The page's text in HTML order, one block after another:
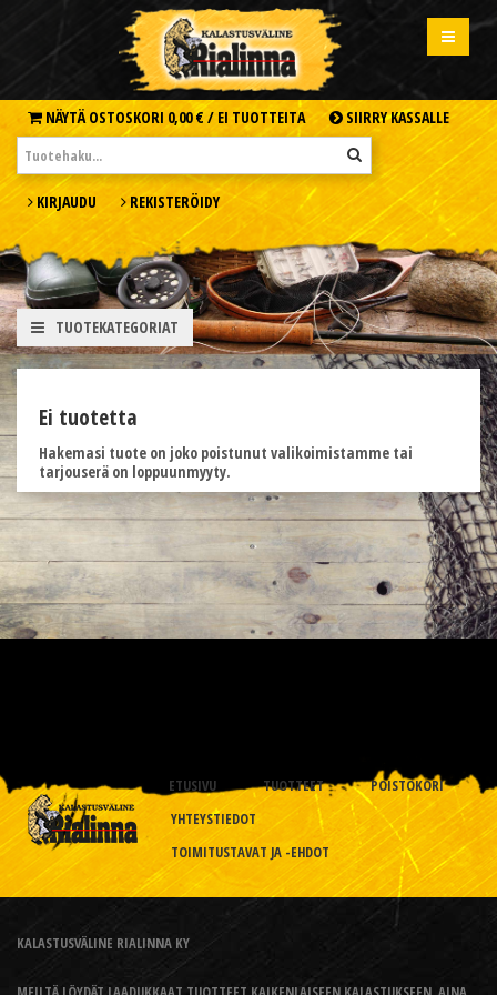
NÄYTÄ OSTOSKORI 0,00 € / EI TUOTTEITA SIIRRY KASSALLE
KIRJAUDU REKISTERÖIDY
TUOTEKATEGORIAT
Ei tuotetta
Hakemasi tuote on joko poistunut valikoimistamme tai
tarjouserä on loppuunmyyty.
ETUSIVU TUOTTEET
POISTOKORI
YHTEYSTIEDOT
TOIMITUSTAVAT JA -EHDOT
KALASTUSVÄLINE RIALINNA KY